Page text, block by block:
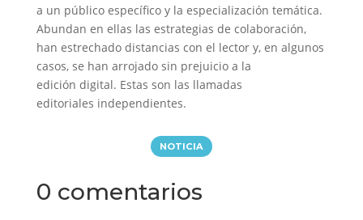
a un público específico y la especialización temática.
Abundan en ellas las estrategias de colaboración,
han estrechado distancias con el lector y, en algunos
casos, se han arrojado sin prejuicio a la
edición digital. Estas son las llamadas
editoriales independientes.
NOTICIA
0 comentarios